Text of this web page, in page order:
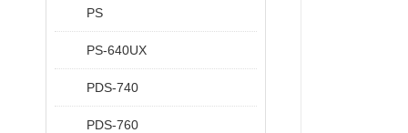
PS
PS-640UX
PDS-740
PDS-760